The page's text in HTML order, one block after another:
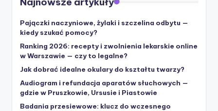
Pajączki naczyniowe, żylaki i szczelina odbytu —
kiedy szukać pomocy?
Ranking 2026: recepty i zwolnienia lekarskie online
w Warszawie — czy to legalne?
Jak dobrać idealne okulary do kształtu twarzy?
Audiogram i refundacja aparatów słuchowych —
gdzie w Pruszkowie, Ursusie i Piastowie
Badania przesiewowe: klucz do wczesnego